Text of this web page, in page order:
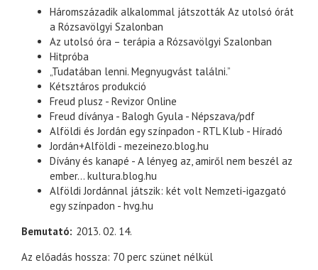
Háromszázadik alkalommal játszották Az utolsó órát
a Rózsavölgyi Szalonban
Az utolsó óra – terápia a Rózsavölgyi Szalonban
Hitpróba
„Tudatában lenni. Megnyugvást találni.”
Kétsztáros produkció
Freud plusz - Revizor Online
Freud díványa - Balogh Gyula - Népszava/pdf
Alföldi és Jordán egy színpadon - RTL Klub - Híradó
Jordán+Alföldi - mezeinezo.blog.hu
Dívány és kanapé - A lényeg az, amiről nem beszél az
ember... kultura.blog.hu
Alföldi Jordánnal játszik: két volt Nemzeti-igazgató
egy színpadon - hvg.hu
Bemutató 2013. 02. 14.
Az előadás hossza: 70 perc szünet nélkül